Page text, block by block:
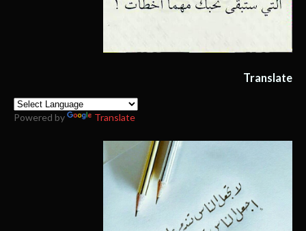
Translate
Powered by Translate